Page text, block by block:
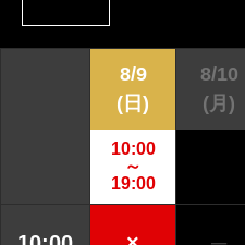
8/9
(日)
10:00
～
19:00
8/10
(月)